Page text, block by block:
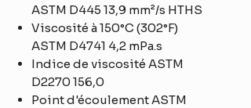
ASTM D445 13,9 mm²/s HTHS
Viscosité à 150°C (302°F)
ASTM D4741 4,2 mPa.s
Indice de viscosité ASTM
D2270 156,0
Point d'écoulement ASTM